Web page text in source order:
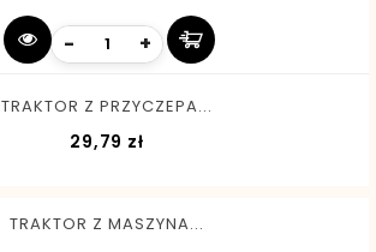
- +
TRAKTOR Z PRZYCZEPA...
29,79 zł
TRAKTOR Z MASZYNA...